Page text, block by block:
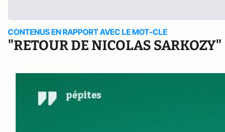
CONTENUS EN RAPPORT AVEC LE MOT-CLE
"RETOUR DE NICOLAS SARKOZY"